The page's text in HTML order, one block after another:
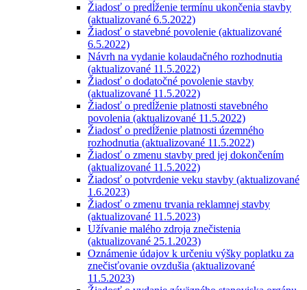
Žiadosť o predĺženie termínu ukončenia stavby
(aktualizované 6.5.2022)
Žiadosť o stavebné povolenie (aktualizované
6.5.2022)
Návrh na vydanie kolaudačného rozhodnutia
(aktualizované 11.5.2022)
Žiadosť o dodatočné povolenie stavby
(aktualizované 11.5.2022)
Žiadosť o predĺženie platnosti stavebného
povolenia (aktualizované 11.5.2022)
Žiadosť o predĺženie platnosti územného
rozhodnutia (aktualizované 11.5.2022)
Žiadosť o zmenu stavby pred jej dokončením
(aktualizované 11.5.2022)
Žiadosť o potvrdenie veku stavby (aktualizované
1.6.2023)
Žiadosť o zmenu trvania reklamnej stavby
(aktualizované 11.5.2023)
Užívanie malého zdroja znečistenia
(aktualizované 25.1.2023)
Oznámenie údajov k určeniu výšky poplatku za
znečisťovanie ovzdušia (aktualizované
11.5.2023)